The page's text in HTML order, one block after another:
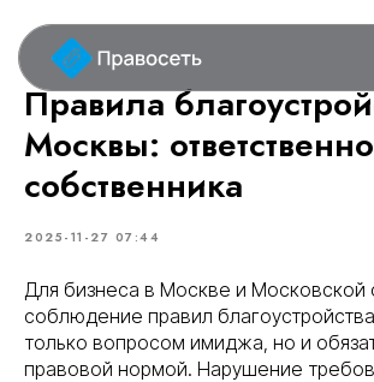
Правила
Москвы:
собственника
2025-11-27 07:44
Для бизнеса в Москве и Московской
соблюдение правил
только вопросом имиджа, но и
правовой нормой. Нарушение